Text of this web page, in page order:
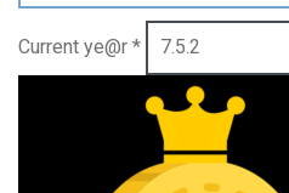
Current ye@r *